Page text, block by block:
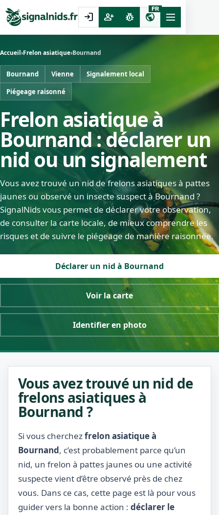
login person_add pest_control public
FR
Accueil›Frelon asiatique›Bournand
Bournand Vienne
Signalement local
Piégeage raisonné
Frelon asiatique à
Bournand : déclarer un
nid ou un signalement
Vous avez trouvé un nid de frelons asiatiques à pattes
jaunes ou observé un insecte suspect à Bournand ?
SignalNids vous permet de déclarer votre observation,
de consulter la carte locale, de mieux comprendre les
risques et de suivre le piégeage de manière raisonnée.
Déclarer un nid à Bournand
Voir la carte
Identifier en photo
Vous avez trouvé un nid de
frelons asiatiques à
Bournand ?
Si vous cherchezfrelon asiatique à
Bournand, c’est probablement parce qu’un
nid, un frelon à pattes jaunes ou une activité
suspecte vient d’être observé près de chez
vous. Dans ce cas, cette page est là pour vous
guider vers la bonne action : déclarer le